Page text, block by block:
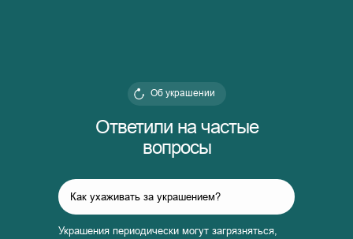
Ответили на частые
вопросы
Об украшении
Как ухаживать за украшением?
Украшения периодически могут загрязняться,